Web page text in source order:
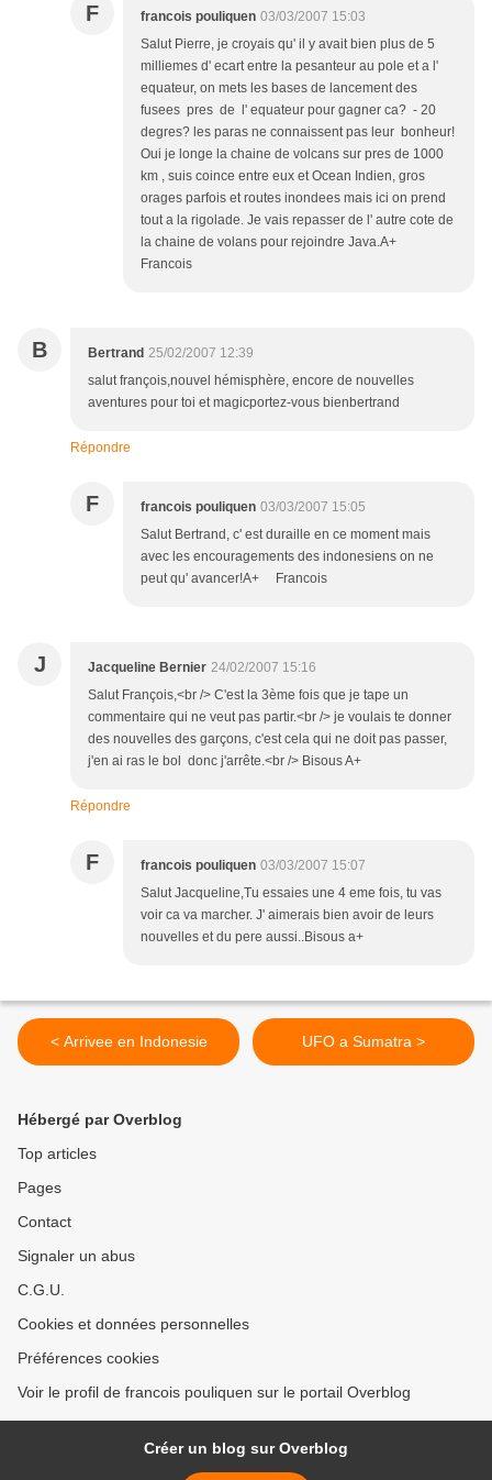
F francois pouliquen 03/03/2007 15:03
Salut Pierre, je croyais qu' il y avait bien plus de 5
milliemes d' ecart entre la pesanteur au pole et a l'
equateur, on mets les bases de lancement des
fusees pres de l' equateur pour gagner ca? - 20
degres? les paras ne connaissent pas leur bonheur!
Oui je longe la chaine de volcans sur pres de 1000
km , suis coince entre eux et Ocean Indien, gros
orages parfois et routes inondees mais ici on prend
tout a la rigolade. Je vais repasser de l' autre cote de
la chaine de volans pour rejoindre Java.A+
Francois
B Bertrand 25/02/2007 12:39
salut françois,nouvel hémisphère, encore de nouvelles
aventures pour toi et magicportez-vous bienbertrand
Répondre
F francois pouliquen 03/03/2007 15:05
Salut Bertrand, c' est duraille en ce moment mais
avec les encouragements des indonesiens on ne
peut qu' avancer!A+ Francois
J Jacqueline Bernier 24/02/2007 15:16
Salut François,<br /> C'est la 3ème fois que je tape un
commentaire qui ne veut pas partir.<br /> je voulais te donner
des nouvelles des garçons, c'est cela qui ne doit pas passer,
j'en ai ras le bol donc j'arrête.<br /> Bisous A+
Répondre
F francois pouliquen 03/03/2007 15:07
Salut Jacqueline,Tu essaies une 4 eme fois, tu vas
voir ca va marcher. J' aimerais bien avoir de leurs
nouvelles et du pere aussi..Bisous a+
< Arrivee en Indonesie UFO a Sumatra >
Hébergé par Overblog
Top articles
Pages
Contact
Signaler un abus
C.G.U.
Cookies et données personnelles
Préférences cookies
Voir le profil de francois pouliquen sur le portail Overblog
Créer un blog sur Overblog